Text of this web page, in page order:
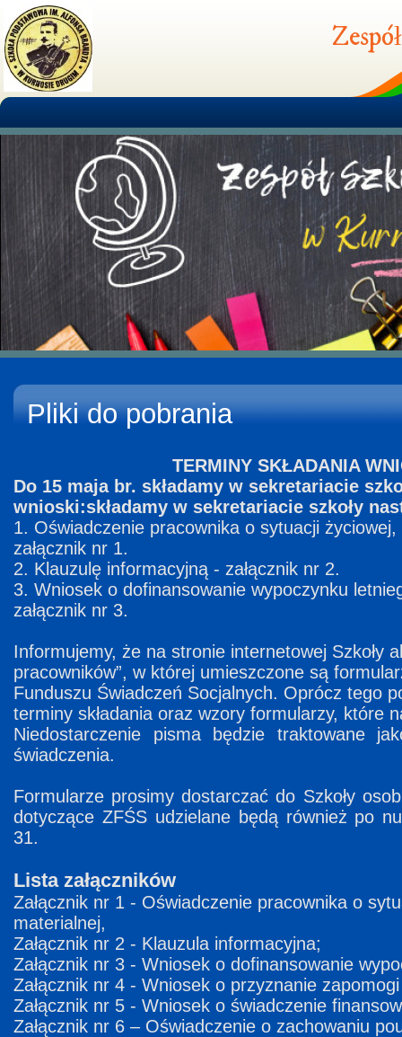
Pliki do pobrania
TERMINY SKŁADANIA
Do 15 maja br. składamy w sekretariacie
wnioski:składamy w sekretariacie szkoły
1. Oświadczenie pracownika o sytuacji
załącznik nr 1.
2. Klauzulę informacyjną - załącznik nr 2.
3. Wniosek o dofinansowanie wypoczynku
załącznik nr 3.
Informujemy, że na stronie internetowej Szkoły
pracowników”, w której umieszczone są
Funduszu Świadczeń Socjalnych. Oprócz tego
terminy składania oraz wzory formularzy, które
Niedostarczenie pisma będzie traktowane
świadczenia.
Formularze prosimy dostarczać do Szkoły
dotyczące ZFŚS udzielane będą również po
31.
Lista załączników
Załącznik nr 1 - Oświadczenie pracownika o
materialnej,
Załącznik nr 2 - Klauzula informacyjna;
Załącznik nr 3 - Wniosek o dofinansowanie
Załącznik nr 4 - Wniosek o przyznanie
Załącznik nr 5 - Wniosek o świadczenie
Załącznik nr 6 – Oświadczenie o zachowaniu